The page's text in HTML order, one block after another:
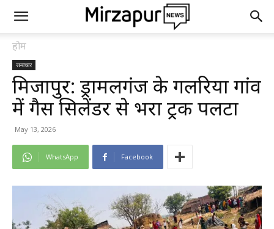
होम
समाचार
मिर्जापुर: ड्रामलगंज के गलरिया गांव
में गैस सिलेंडर से भरा ट्रक पलटा
May 13, 2026
WhatsApp Facebook